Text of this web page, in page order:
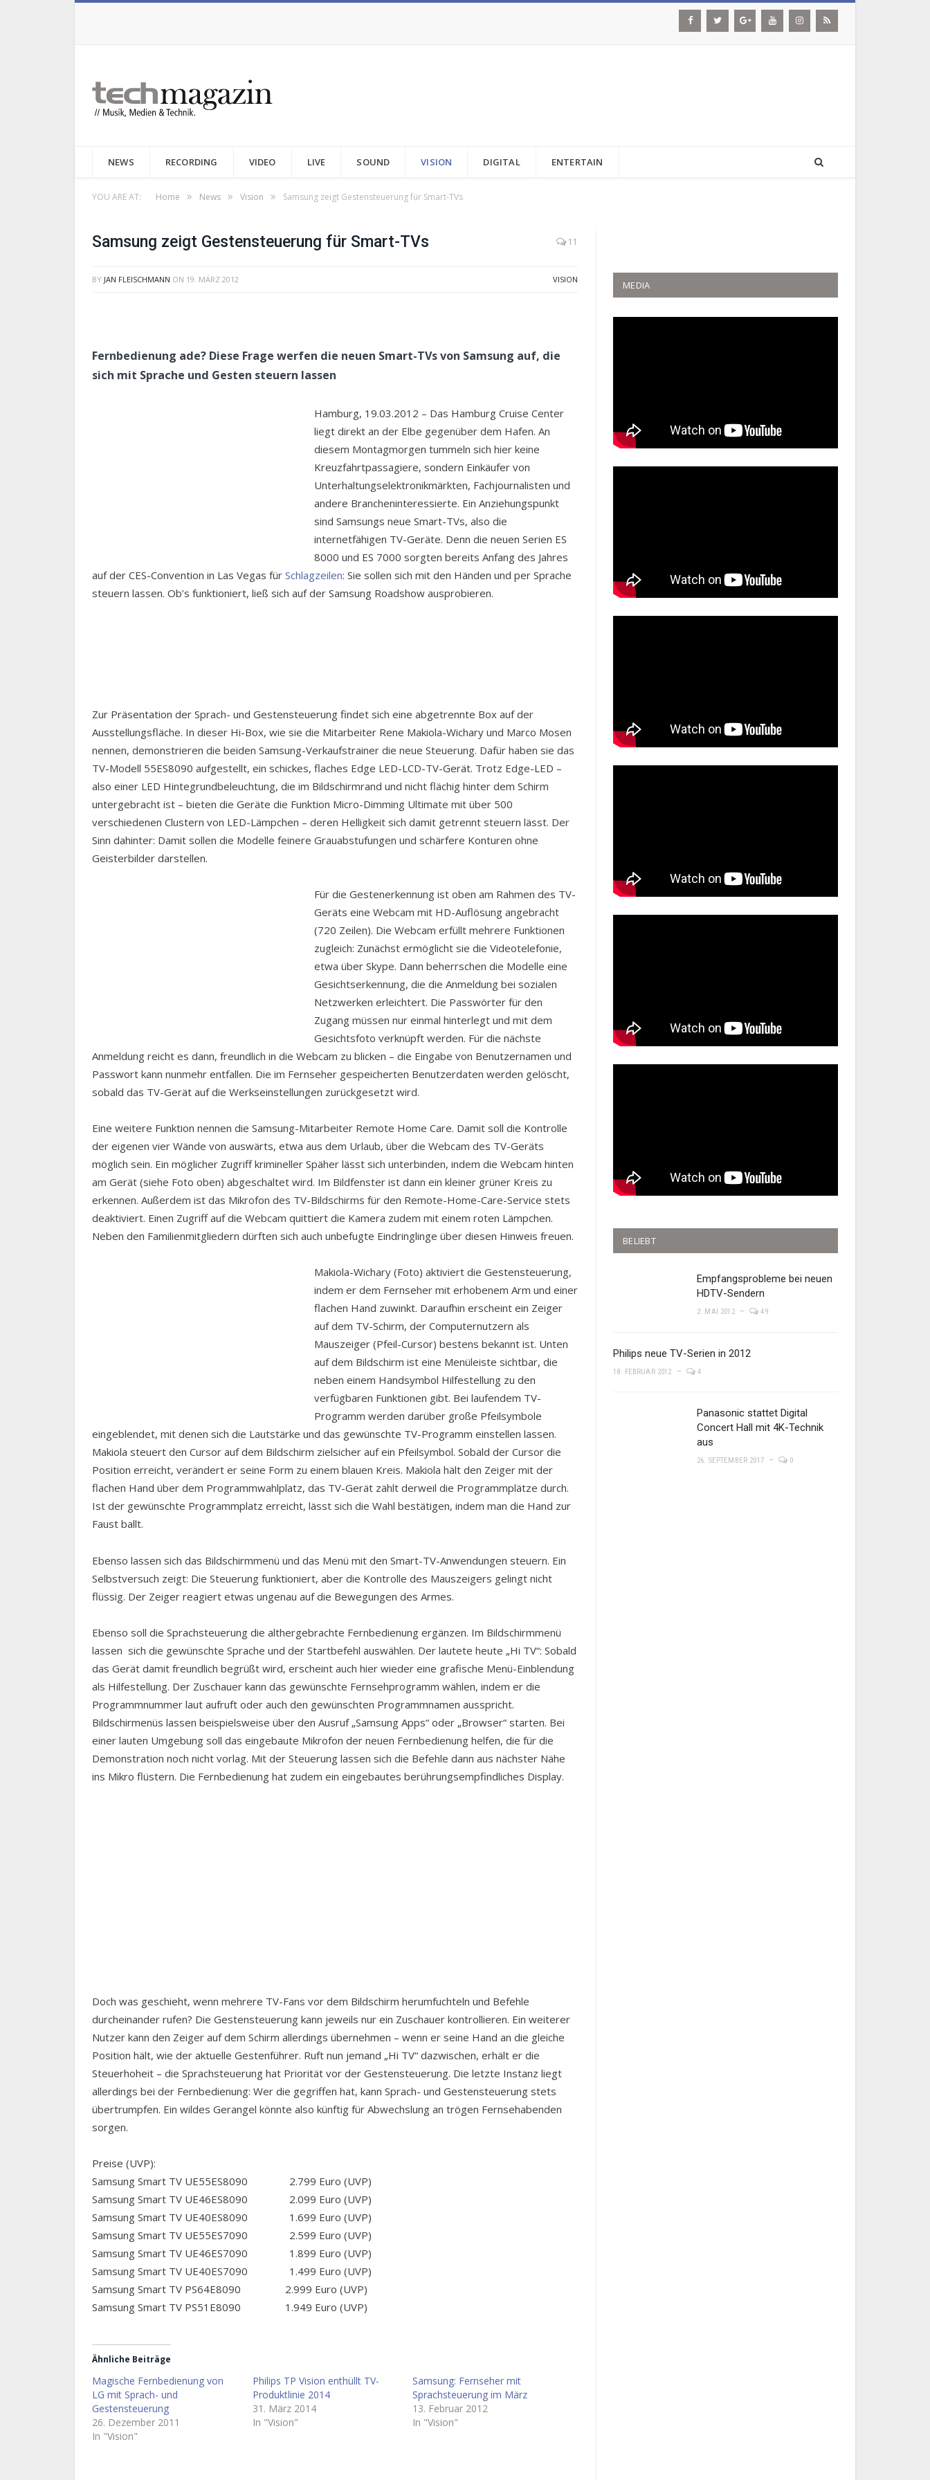
NEWS RECORDING VIDEO LIVE SOUND VISION DIGITAL ENTERTAIN
YOU ARE AT: Home » News » Vision » Samsung zeigt Gestensteuerung für Smart-TVs
Samsung zeigt Gestensteuerung für Smart-TVs 11
BY JAN FLEISCHMANN ON 19. MÄRZ 2012 VISION
Fernbedienung ade? Diese Frage werfen die neuen Smart-TVs von Samsung auf, die
sich mit Sprache und Gesten steuern lassen
Hamburg, 19.03.2012 – Das Hamburg Cruise Center
liegt direkt an der Elbe gegenüber dem Hafen. An
diesem Montagmorgen tummeln sich hier keine
Kreuzfahrtpassagiere, sondern Einkäufer von
Unterhaltungselektronikmärkten, Fachjournalisten und
andere Brancheninteressierte. Ein Anziehungspunkt
sind Samsungs neue Smart-TVs, also die
internetfähigen TV-Geräte. Denn die neuen Serien ES
8000 und ES 7000 sorgten bereits Anfang des Jahres
auf der CES-Convention in Las Vegas für Schlagzeilen: Sie sollen sich mit den Händen und per Sprache
steuern lassen. Ob’s funktioniert, ließ sich auf der Samsung Roadshow ausprobieren.
Zur Präsentation der Sprach- und Gestensteuerung findet sich eine abgetrennte Box auf der
Ausstellungsfläche. In dieser Hi-Box, wie sie die Mitarbeiter Rene Makiola-Wichary und Marco Mosen
nennen, demonstrieren die beiden Samsung-Verkaufstrainer die neue Steuerung. Dafür haben sie das
TV-Modell 55ES8090 aufgestellt, ein schickes, flaches Edge LED-LCD-TV-Gerät. Trotz Edge-LED –
also einer LED Hintegrundbeleuchtung, die im Bildschirmrand und nicht flächig hinter dem Schirm
untergebracht ist – bieten die Geräte die Funktion Micro-Dimming Ultimate mit über 500
verschiedenen Clustern von LED-Lämpchen – deren Helligkeit sich damit getrennt steuern lässt. Der
Sinn dahinter: Damit sollen die Modelle feinere Grauabstufungen und schärfere Konturen ohne
Geisterbilder darstellen.
Für die Gestenerkennung ist oben am Rahmen des TV-
Geräts eine Webcam mit HD-Auflösung angebracht
(720 Zeilen). Die Webcam erfüllt mehrere Funktionen
zugleich: Zunächst ermöglicht sie die Videotelefonie,
etwa über Skype. Dann beherrschen die Modelle eine
Gesichtserkennung, die die Anmeldung bei sozialen
Netzwerken erleichtert. Die Passwörter für den
Zugang müssen nur einmal hinterlegt und mit dem
Gesichtsfoto verknüpft werden. Für die nächste
Anmeldung reicht es dann, freundlich in die Webcam zu blicken – die Eingabe von Benutzernamen und
Passwort kann nunmehr entfallen. Die im Fernseher gespeicherten Benutzerdaten werden gelöscht,
sobald das TV-Gerät auf die Werkseinstellungen zurückgesetzt wird.
Eine weitere Funktion nennen die Samsung-Mitarbeiter Remote Home Care. Damit soll die Kontrolle
der eigenen vier Wände von auswärts, etwa aus dem Urlaub, über die Webcam des TV-Geräts
möglich sein. Ein möglicher Zugriff krimineller Späher lässt sich unterbinden, indem die Webcam hinten
am Gerät (siehe Foto oben) abgeschaltet wird. Im Bildfenster ist dann ein kleiner grüner Kreis zu
erkennen. Außerdem ist das Mikrofon des TV-Bildschirms für den Remote-Home-Care-Service stets
deaktiviert. Einen Zugriff auf die Webcam quittiert die Kamera zudem mit einem roten Lämpchen.
Neben den Familienmitgliedern dürften sich auch unbefugte Eindringlinge über diesen Hinweis freuen.
Makiola-Wichary (Foto) aktiviert die Gestensteuerung,
indem er dem Fernseher mit erhobenem Arm und einer
flachen Hand zuwinkt. Daraufhin erscheint ein Zeiger
auf dem TV-Schirm, der Computernutzern als
Mauszeiger (Pfeil-Cursor) bestens bekannt ist. Unten
auf dem Bildschirm ist eine Menüleiste sichtbar, die
neben einem Handsymbol Hilfestellung zu den
verfügbaren Funktionen gibt. Bei laufendem TV-
Programm werden darüber große Pfeilsymbole
eingeblendet, mit denen sich die Lautstärke und das gewünschte TV-Programm einstellen lassen.
Makiola steuert den Cursor auf dem Bildschirm zielsicher auf ein Pfeilsymbol. Sobald der Cursor die
Position erreicht, verändert er seine Form zu einem blauen Kreis. Makiola hält den Zeiger mit der
flachen Hand über dem Programmwahlplatz, das TV-Gerät zählt derweil die Programmplätze durch.
Ist der gewünschte Programmplatz erreicht, lässt sich die Wahl bestätigen, indem man die Hand zur
Faust ballt.
Ebenso lassen sich das Bildschirmmenü und das Menü mit den Smart-TV-Anwendungen steuern. Ein
Selbstversuch zeigt: Die Steuerung funktioniert, aber die Kontrolle des Mauszeigers gelingt nicht
flüssig. Der Zeiger reagiert etwas ungenau auf die Bewegungen des Armes.
Ebenso soll die Sprachsteuerung die althergebrachte Fernbedienung ergänzen. Im Bildschirmmenü
lassen sich die gewünschte Sprache und der Startbefehl auswählen. Der lautete heute „Hi TV“: Sobald
das Gerät damit freundlich begrüßt wird, erscheint auch hier wieder eine grafische Menü-Einblendung
als Hilfestellung. Der Zuschauer kann das gewünschte Fernsehprogramm wählen, indem er die
Programmnummer laut aufruft oder auch den gewünschten Programmnamen ausspricht.
Bildschirmenüs lassen beispielsweise über den Ausruf „Samsung Apps“ oder „Browser“ starten. Bei
einer lauten Umgebung soll das eingebaute Mikrofon der neuen Fernbedienung helfen, die für die
Demonstration noch nicht vorlag. Mit der Steuerung lassen sich die Befehle dann aus nächster Nähe
ins Mikro flüstern. Die Fernbedienung hat zudem ein eingebautes berührungsempfindliches Display.
Doch was geschieht, wenn mehrere TV-Fans vor dem Bildschirm herumfuchteln und Befehle
durcheinander rufen? Die Gestensteuerung kann jeweils nur ein Zuschauer kontrollieren. Ein weiterer
Nutzer kann den Zeiger auf dem Schirm allerdings übernehmen – wenn er seine Hand an die gleiche
Position hält, wie der aktuelle Gestenführer. Ruft nun jemand „Hi TV“ dazwischen, erhält er die
Steuerhoheit – die Sprachsteuerung hat Priorität vor der Gestensteuerung. Die letzte Instanz liegt
allerdings bei der Fernbedienung: Wer die gegriffen hat, kann Sprach- und Gestensteuerung stets
übertrumpfen. Ein wildes Gerangel könnte also künftig für Abwechslung an trögen Fernsehabenden
sorgen.
Preise (UVP):
Samsung Smart TV UE55ES8090 2.799 Euro (UVP)
Samsung Smart TV UE46ES8090 2.099 Euro (UVP)
Samsung Smart TV UE40ES8090 1.699 Euro (UVP)
Samsung Smart TV UE55ES7090 2.599 Euro (UVP)
Samsung Smart TV UE46ES7090 1.899 Euro (UVP)
Samsung Smart TV UE40ES7090 1.499 Euro (UVP)
Samsung Smart TV PS64E8090 2.999 Euro (UVP)
Samsung Smart TV PS51E8090 1.949 Euro (UVP)
Ähnliche Beiträge
Magische Fernbedienung von
LG mit Sprach- und
Gestensteuerung
26. Dezember 2011
In "Vision"
Philips TP Vision enthüllt TV-
Produktlinie 2014
31. März 2014
In "Vision"
Samsung: Fernseher mit
Sprachsteuerung im März
13. Februar 2012
In "Vision"
MEDIA
BELIEBT
Empfangsprobleme bei neuen
HDTV-Sendern
2. MAI 2012 49
Philips neue TV-Serien in 2012
18. FEBRUAR 2012 4
Panasonic stattet Digital
Concert Hall mit 4K-Technik
aus
26. SEPTEMBER 2017 0